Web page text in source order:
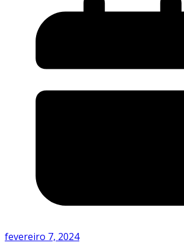
fevereiro 7, 2024